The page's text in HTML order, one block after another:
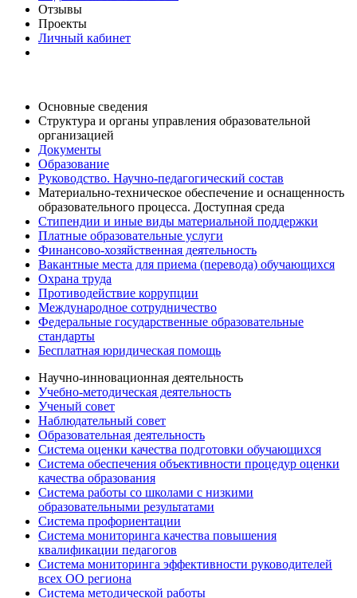
Отзывы
Проекты
Личный кабинет
Основные сведения
Структура и органы управления образовательной
организацией
Документы
Образование
Руководство. Научно-педагогический состав
Материально-техническое обеспечение и оснащенность
образовательного процесса. Доступная среда
Стипендии и иные виды материальной поддержки
Платные образовательные услуги
Финансово-хозяйственная деятельность
Вакантные места для приема (перевода) обучающихся
Охрана труда
Противодействие коррупции
Международное сотрудничество
Федеральные государственные образовательные
стандарты
Бесплатная юридическая помощь
Научно-инновационная деятельность
Учебно-методическая деятельность
Ученый совет
Наблюдательный совет
Образовательная деятельность
Система оценки качества подготовки обучающихся
Система обеспечения объективности процедур оценки
качества образования
Система работы со школами с низкими
образовательными результатами
Система профориентации
Система мониторинга качества повышения
квалификации педагогов
Система мониторинга эффективности руководителей
всех ОО региона
Система методической работы